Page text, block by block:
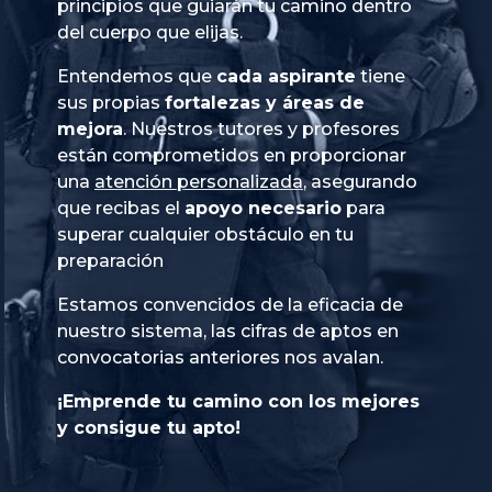
principios que guiarán tu camino dentro
del cuerpo que elijas.
Entendemos que cada aspirante tiene
sus propias fortalezas y áreas de
mejora. Nuestros tutores y profesores
están comprometidos en proporcionar
una atención personalizada, asegurando
que recibas el apoyo necesario para
superar cualquier obstáculo en tu
preparación
Estamos convencidos de la eficacia de
nuestro sistema, las cifras de aptos en
convocatorias anteriores nos avalan.
¡Emprende tu camino con los mejores
y consigue tu apto!